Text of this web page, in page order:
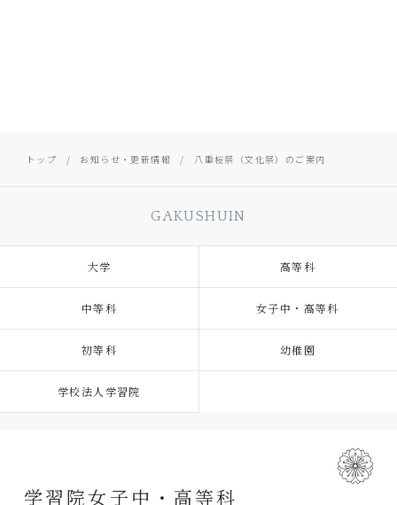
トップ お知らせ・更新情報 八重桜祭（文化祭）のご案内
GAKUSHUIN
大学 高等科
中等科 女子中・高等科
初等科 幼稚園
学校法人学習院
学習院女子中・高等科